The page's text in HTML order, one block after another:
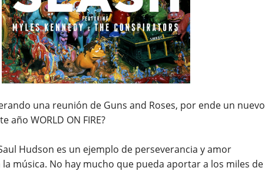
una reunión de Guns and Roses, por ende un nuevo
año WORLD ON FIRE?
Hudson es un ejemplo de perseverancia y amor
música. No hay mucho que pueda aportar a los miles de